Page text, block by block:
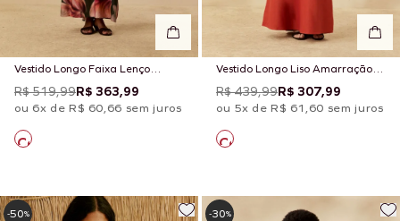
Vestido Longo Faixa Lenço
Estampado Follaje
R$ 519,99R$ 363,99
ou 6x de R$ 60,66 sem juros
Vestido Longo Liso Amarração
Costas
R$ 439,99R$ 307,99
ou 5x de R$ 61,60 sem juros
-50% -30%